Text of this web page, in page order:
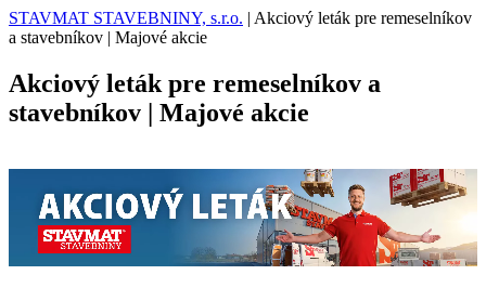
STAVMAT STAVEBNINY, s.r.o. | Akciový leták pre remeselníkov
a stavebníkov | Majové akcie
Akciový leták pre remeselníkov a
stavebníkov | Majové akcie